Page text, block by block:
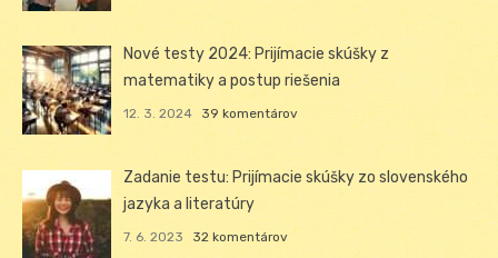
Nové testy 2024: Prijímacie skúšky z
matematiky a postup riešenia
12. 3. 2024 39 komentárov
Zadanie testu: Prijímacie skúšky zo slovenského
jazyka a literatúry
7. 6. 2023 32 komentárov